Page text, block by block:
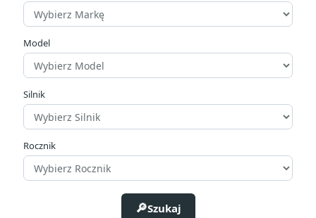
Producenci
Typ klocków hamulcowych
Organiczne
Model
Silnik
Rocznik
Szukaj